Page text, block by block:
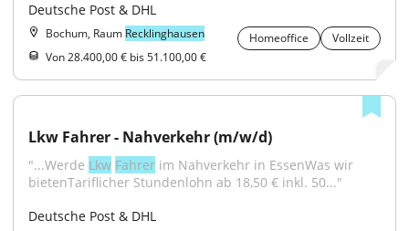
Deutsche Post & DHL
Bochum, Raum Recklinghausen Homeoffice
Vollzeit
Von 28.400,00 € bis 51.100,00 €
Lkw Fahrer - Nahverkehr (m/w/d)
"...Werde Lkw Fahrer im Nahverkehr in EssenWas wir
bietenTariflicher Stundenlohn ab 18,50 € inkl. 50..."
Deutsche Post & DHL